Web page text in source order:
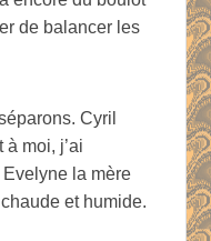
de balancer les
Cyril
moi, j’ai
la mère
et humide.